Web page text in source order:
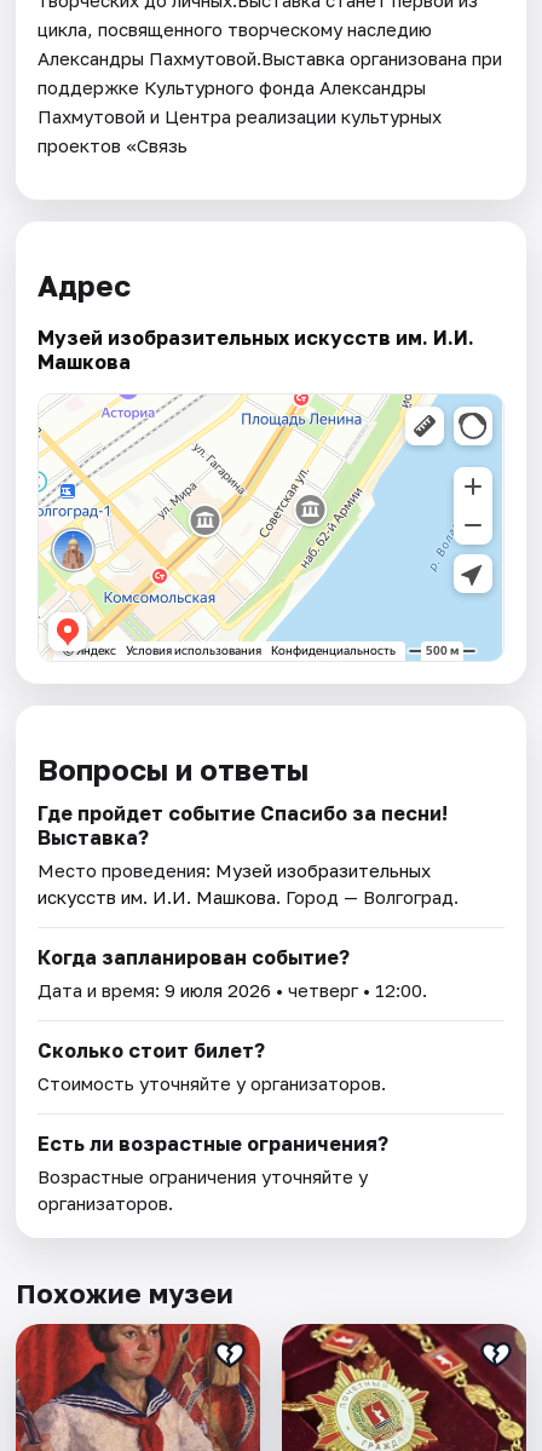
цикла, посвященного творческому наследию
Александры Пахмутовой.Выставка организована при
поддержке Культурного фонда Александры
Пахмутовой и Центра реализации культурных
проектов «Связь
Адрес
Музей изобразительных искусств им. И.И.
Машкова
Вопросы и ответы
Где пройдет событие Спасибо за песни!
Выставка?
Место проведения: Музей изобразительных
искусств им. И.И. Машкова. Город — Волгоград.
Когда запланирован событие?
Дата и время:9 июля 2026 • четверг • 12:00.
Сколько стоит билет?
Стоимость уточняйте у организаторов.
Есть ли возрастные ограничения?
Возрастные ограничения уточняйте у
организаторов.
Похожие музеи